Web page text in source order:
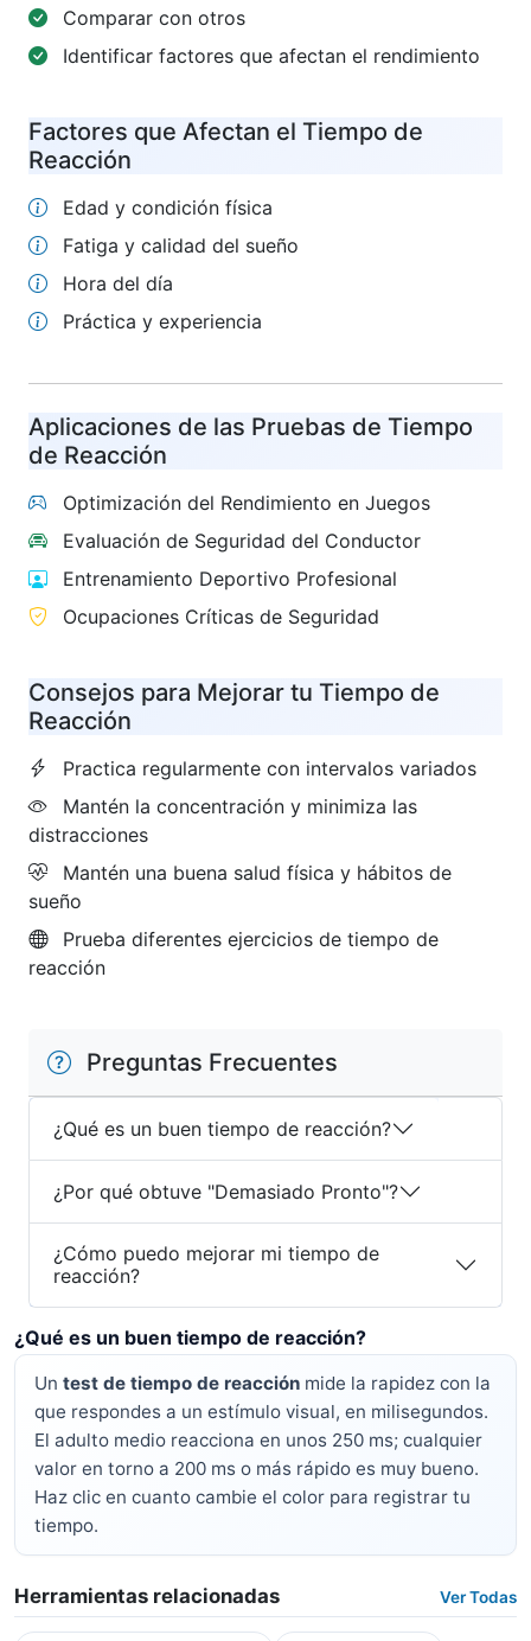
Comparar con otros
Identificar factores que afectan el rendimiento
Factores que Afectan el Tiempo de
Reacción
Edad y condición física
Fatiga y calidad del sueño
Hora del día
Práctica y experiencia
Aplicaciones de las Pruebas de Tiempo
de Reacción
Optimización del Rendimiento en Juegos
Evaluación de Seguridad del Conductor
Entrenamiento Deportivo Profesional
Ocupaciones Críticas de Seguridad
Consejos para Mejorar tu Tiempo de
Reacción
Practica regularmente con intervalos variados
Mantén la concentración y minimiza las
distracciones
Mantén una buena salud física y hábitos de
sueño
Prueba diferentes ejercicios de tiempo de
reacción
Preguntas Frecuentes
¿Qué es un buen tiempo de reacción?
¿Por qué obtuve "Demasiado Pronto"?
¿Cómo puedo mejorar mi tiempo de
reacción?
¿Qué es un buen tiempo de reacción?
Un test de tiempo de reacción mide la rapidez con la
que respondes a un estímulo visual, en milisegundos.
El adulto medio reacciona en unos 250 ms; cualquier
valor en torno a 200 ms o más rápido es muy bueno.
Haz clic en cuanto cambie el color para registrar tu
tiempo.
Herramientas relacionadas Ver Todas